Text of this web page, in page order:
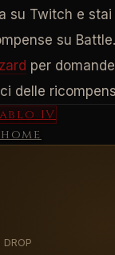
su Twitch e
su
per
delle
IV